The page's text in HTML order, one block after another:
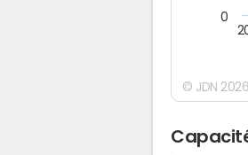
0
© JDN 2026